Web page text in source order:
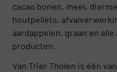
cacao bonen, meel,
houtpellets,
aardappelen, graan en
producten.
Van Trier Tholen is één